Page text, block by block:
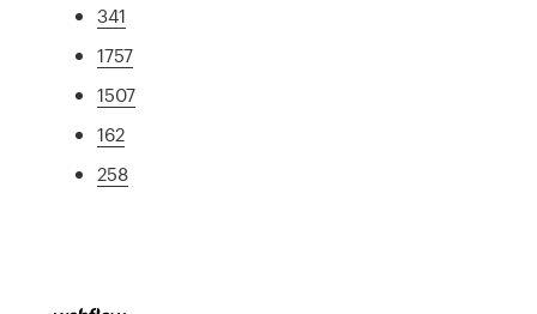
341
1757
1507
162
258